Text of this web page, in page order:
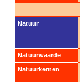
Natuur
Natuurwaarde
Natuurkernen